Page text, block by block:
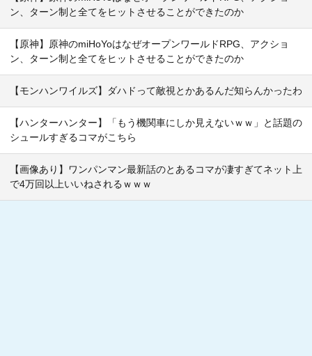
ン、ターン制と全てをヒットさせることができたのか
【原神】原神のmiHoYoはなぜオープンワールドRPG、アクショ
ン、ターン制と全てをヒットさせることができたのか
【モンハンワイルズ】ダハドって敵視とかあるんだ知らんかったわ
【ハンターハンター】「もう機関車にしか見えないｗｗ」と話題の
シュールすぎるコマがこちら
【画像あり】ワンパンマン最新話のとあるコマが凄すぎてネット上
で4万回以上いいねされるｗｗｗ